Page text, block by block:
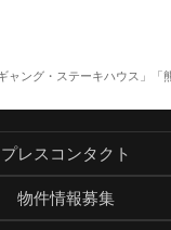
プレスコンタクト
物件情報募集